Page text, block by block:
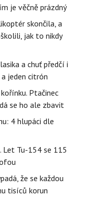
je věčně prázdný
skončila, a
jak to nikdy
a chuť předčí i
jeden citrón
Ptačinec
se ho ale zbavit
4 hlupáci dle
Let Tu-154 se 115
že se každou
tisíců korun